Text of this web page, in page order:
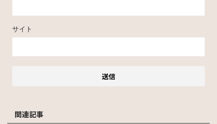
サイト
関連記事